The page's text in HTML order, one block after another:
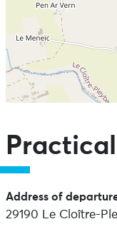
Address of
29190 Le Cloître-